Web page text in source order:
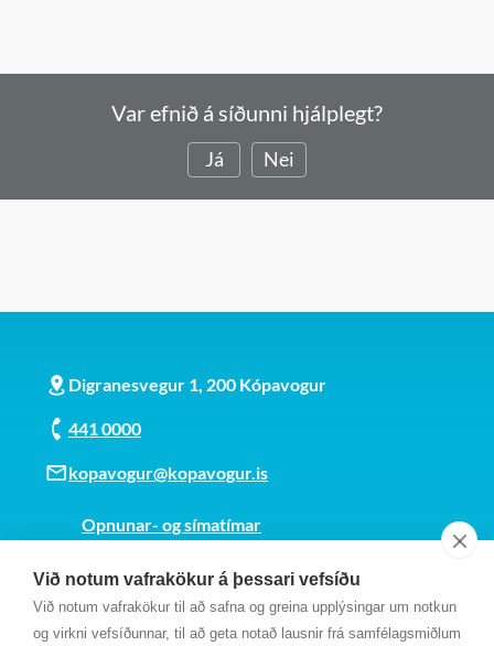
Við notum vafrakökur á þessari vefsíðu
Við notum vafrakökur til að safna og greina upplýsingar um notkun
og virkni vefsíðunnar, til að geta notað lausnir frá samfélagsmiðlum
Var efnið á síðunni hjálplegt?
Já Nei
Digranesvegur 1, 200 Kópavogur
441 0000
kopavogur@kopavogur.is
Opnunar- og símatímar
Kt. 700169-3759
Fundarmannagátt